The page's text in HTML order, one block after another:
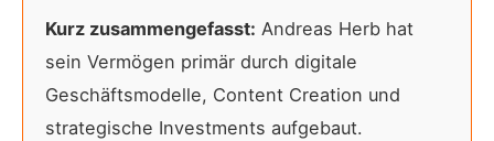
Kurz zusammengefasst: Andreas Herb hat
sein Vermögen primär durch digitale
Geschäftsmodelle, Content Creation und
strategische Investments aufgebaut.